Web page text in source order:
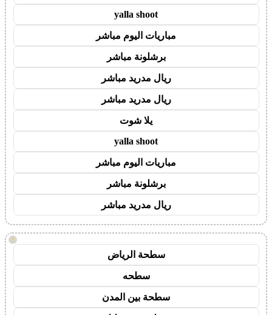
yalla shoot
مباريات اليوم مباشر
برشلونة مباشر
ريال مدريد مباشر
ريال مدريد مباشر
يلا شوت
yalla shoot
مباريات اليوم مباشر
برشلونة مباشر
ريال مدريد مباشر
!
سطحة الرياض
سطحه
سطحة بين المدن